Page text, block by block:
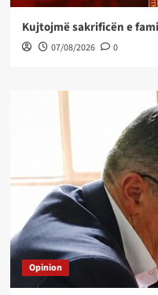
Kujtojmë sakrificën e
07/08/2026 0
Opinion